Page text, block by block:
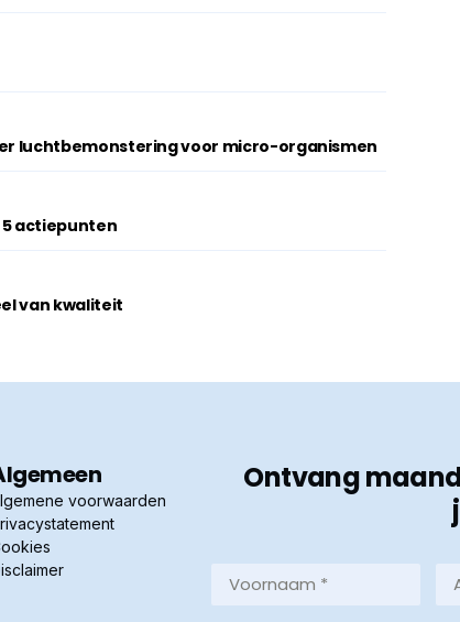
luchtbemonstering voor micro-organismen
actiepunten
van kwaliteit
voorwaarden
Ontvang